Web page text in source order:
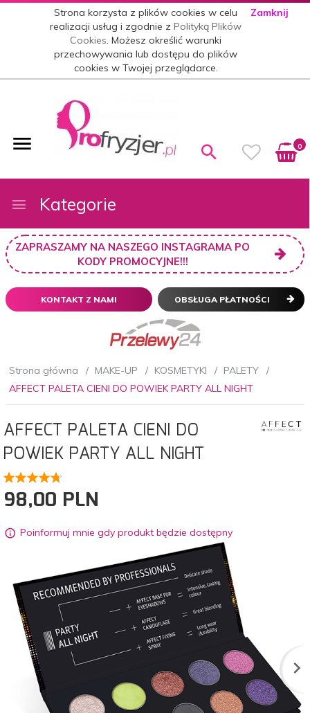
Strona korzysta z plików cookies w celu
realizacji usług i zgodnie zPolityką Plików
Cookies. Możesz określić warunki
przechowywania lub dostępu do plików
cookies w Twojej przeglądarce.
Zamknij
0
Kategorie
ZAPRASZAMY NA NASZEGO INSTAGRAMA PO
KODY PROMOCYJNE!!!
KONTAKT Z NAMI OBSŁUGA PŁATNOŚCI
Strona główna MAKE-UP KOSMETYKI
PALETY
AFFECT PALETA CIENI DO POWIEK PARTY ALL NIGHT
AFFECT PALETA CIENI DO
POWIEK PARTY ALL NIGHT
98,00 PLN
Poinformuj mnie gdy produkt będzie dostępny